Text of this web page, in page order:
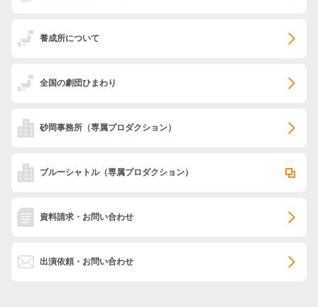
養成所について
全国の劇団ひまわり
砂岡事務所 （専属プロダクション）
ブルーシャトル（専属プロダクション）
資料請求・お問い合わせ
出演依頼・お問い合わせ